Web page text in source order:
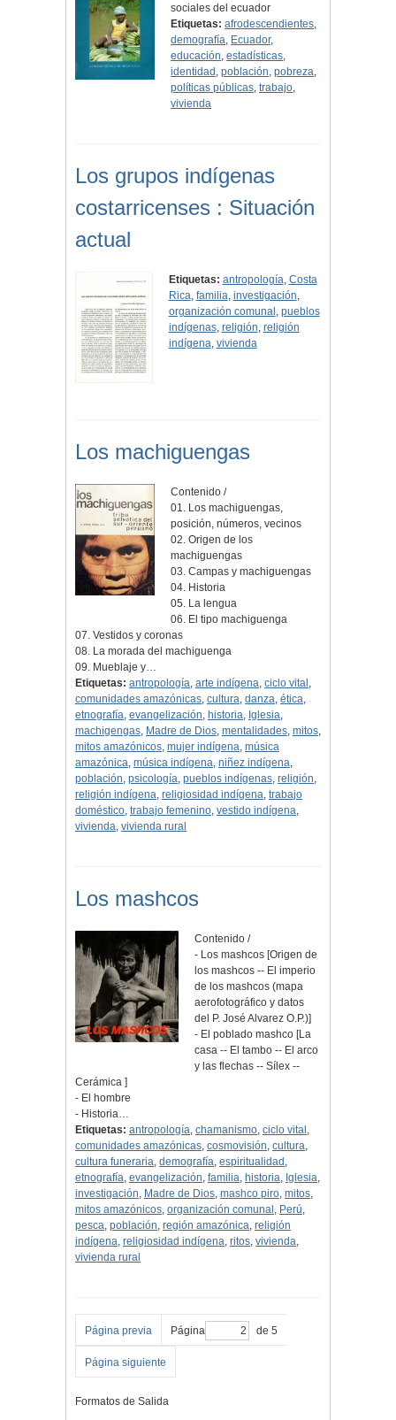
sociales del ecuador
Etiquetas: afrodescendientes,
demografía, Ecuador,
educación,estadísticas,
identidad ,población,pobreza,
políticas públicas,trabajo,
vivienda
Los grupos indígenas
costarricenses : Situación
actual
Etiquetas: antropología, Costa
Rica, familia, investigación,
organización comunal , pueblos
indígenas, religión, religión
indígena, vivienda
Los machiguengas
Contenido /
01. Los machiguengas,
posición, números, vecinos
02. Origen de los
machiguengas
03. Campas y machiguengas
04. Historia
05. La lengua
06. El tipo machiguenga
07. Vestidos y coronas
08. La morada del machiguenga
09. Mueblaje y…
Etiquetas: antropología, arte indígena, ciclo vital ,
comunidades amazónicas, cultura, danza, ética,
etnografía, evangelización, historia, Iglesia,
machigengas, Madre de Dios, mentalidades, mitos,
mitos amazónicos, mujer indígena, música
amazónica, música indígena, niñez indígena,
población, psicología, pueblos indígenas, religión,
religión indígena, religiosidad indígena, trabajo
doméstico, trabajo femenino, vestido indígena,
vivienda, vivienda rural
Los mashcos
Contenido /
- Los mashcos [Origen de
los mashcos -- El imperio
de los mashcos (mapa
aerofotográfico y datos
del P. José Alvarez O.P.)]
- El poblado mashco [La
casa -- El tambo -- El arco
y las flechas -- Sílex --
Cerámica ]
- El hombre
- Historia…
Etiquetas: antropología, chamanismo, ciclo vital ,
comunidades amazónicas, cosmovisión, cultura,
cultura funeraria, demografía, espiritualidad ,
etnografía, evangelización, familia, historia, Iglesia,
investigación, Madre de Dios, mashco piro, mitos,
mitos amazónicos, organización comunal , Perú,
pesca, población, región amazónica, religión
indígena, religiosidad indígena, ritos, vivienda,
vivienda rural
Página previa Página de 5
Página siguiente
Formatos de Salida